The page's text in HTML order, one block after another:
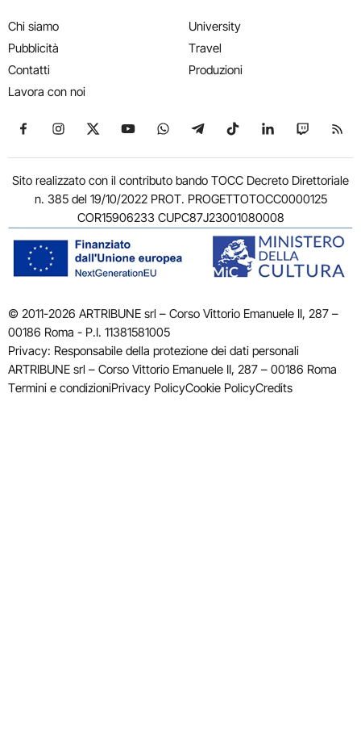
Chi siamo
Pubblicità
Contatti
Lavora con noi
University
Travel
Produzioni
Seguici su Facebook
Seguici su Instagram
Seguici su X
Seguici su YouTube
Seguici su WhatsApp
Seguici su Telegram
Seguici su TikTok
Seguici su
Seguici
Sito realizzato con il contributo bando TOCC Decreto Direttoriale
n. 385 del 19/10/2022 PROT. PROGETTOTOCC0000125
COR15906233 CUPC87J23001080008
© 2011-2026 ARTRIBUNE srl – Corso Vittorio Emanuele II, 287 –
00186 Roma - P.I. 11381581005
Privacy: Responsabile della protezione dei dati personali
ARTRIBUNE srl – Corso Vittorio Emanuele II, 287 – 00186 Roma
Termini e condizioniPrivacy PolicyCookie PolicyCredits